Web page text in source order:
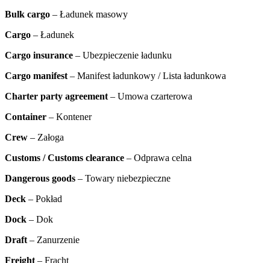
Bulk cargo – Ładunek masowy
Cargo – Ładunek
Cargo insurance – Ubezpieczenie ładunku
Cargo manifest – Manifest ładunkowy / Lista ładunkowa
Charter party agreement – Umowa czarterowa
Container – Kontener
Crew – Załoga
Customs / Customs clearance – Odprawa celna
Dangerous goods – Towary niebezpieczne
Deck – Pokład
Dock – Dok
Draft – Zanurzenie
Freight – Fracht